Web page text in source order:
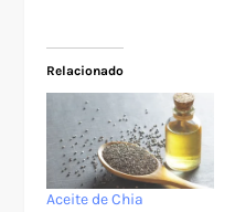
Relacionado
Aceite de Chia